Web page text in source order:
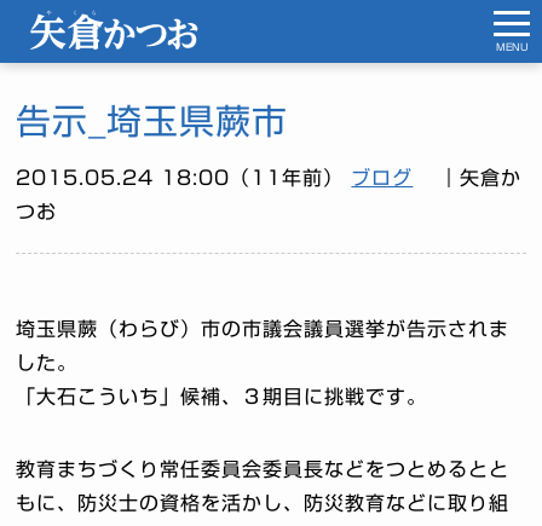
告示_埼玉県蕨市
2015.05.24 18:00（11年前） ブログ
｜矢倉か
つお
埼玉県蕨（わらび）市の市議会議員選挙が告示されま
した。
「大石こういち」候補、３期目に挑戦です。
教育まちづくり常任委員会委員長などをつとめるとと
もに、防災士の資格を活かし、防災教育などに取り組
MENU